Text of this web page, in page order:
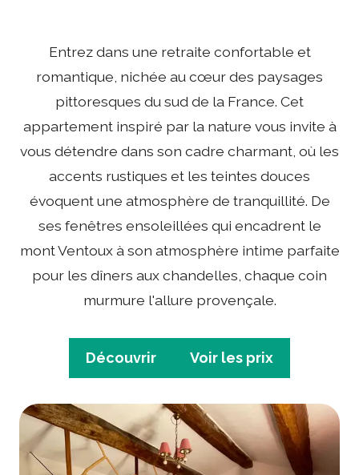
Entrez dans une retraite confortable et
romantique, nichée au cœur des paysages
pittoresques du sud de la France. Cet
appartement inspiré par la nature vous invite à
vous détendre dans son cadre charmant, où les
accents rustiques et les teintes douces
évoquent une atmosphère de tranquillité. De
ses fenêtres ensoleillées qui encadrent le
mont Ventoux à son atmosphère intime parfaite
pour les dîners aux chandelles, chaque coin
murmure l'allure provençale.
Découvrir Voir les prix